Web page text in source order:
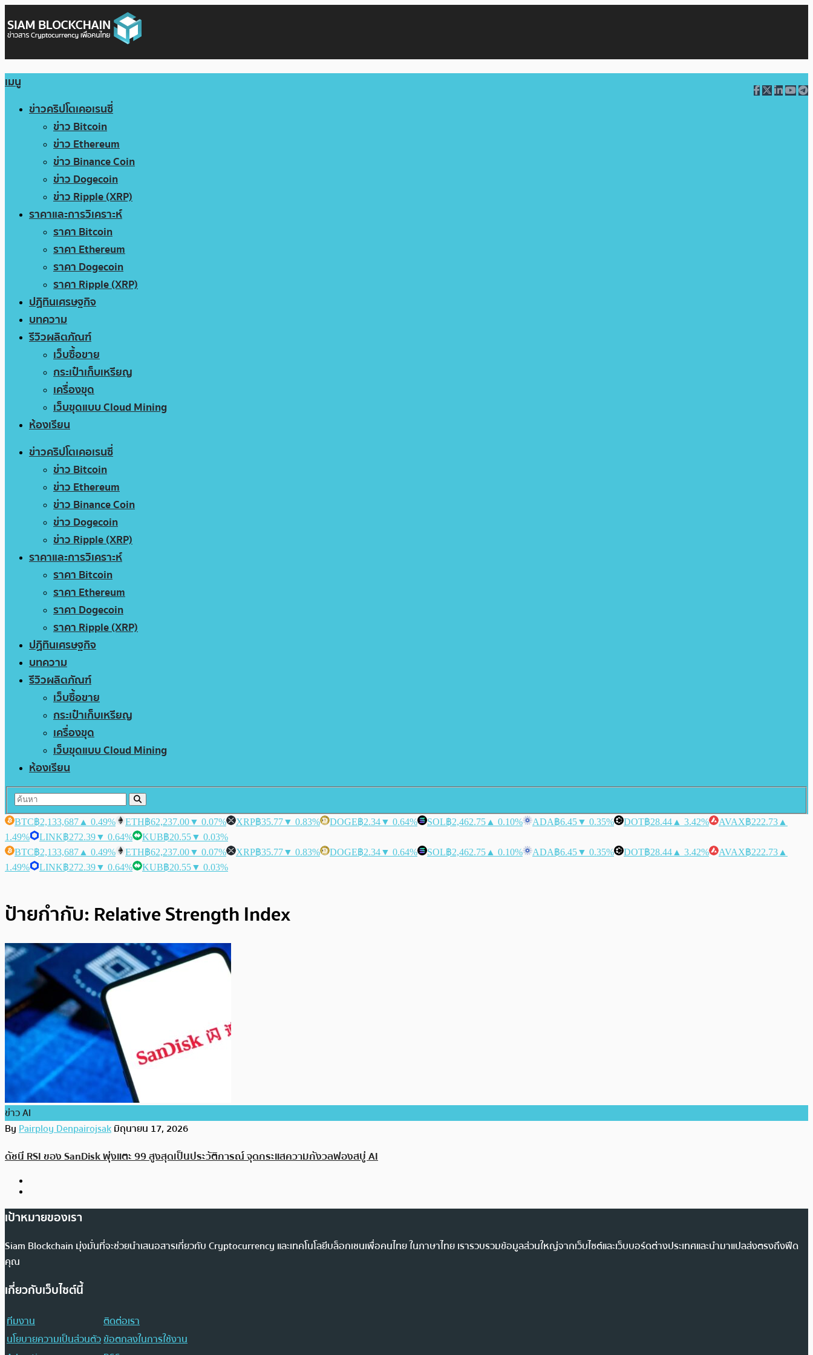
เมนู
ข่าวคริปโตเคอเรนซี่
ข่าว Bitcoin
ข่าว Ethereum
ข่าว Binance Coin
ข่าว Dogecoin
ข่าว Ripple (XRP)
ราคาและการวิเคราะห์
ราคา Bitcoin
ราคา Ethereum
ราคา Dogecoin
ราคา Ripple (XRP)
ปฏิทินเศรษฐกิจ
บทความ
รีวิวผลิตภัณฑ์
เว็บซื้อขาย
กระเป๋าเก็บเหรียญ
เครื่องขุด
เว็บขุดแบบ Cloud Mining
ห้องเรียน
ข่าวคริปโตเคอเรนซี่
ข่าว Bitcoin
ข่าว Ethereum
ข่าว Binance Coin
ข่าว Dogecoin
ข่าว Ripple (XRP)
ราคาและการวิเคราะห์
ราคา Bitcoin
ราคา Ethereum
ราคา Dogecoin
ราคา Ripple (XRP)
ปฏิทินเศรษฐกิจ
บทความ
รีวิวผลิตภัณฑ์
เว็บซื้อขาย
กระเป๋าเก็บเหรียญ
เครื่องขุด
เว็บขุดแบบ Cloud Mining
ห้องเรียน
BTC฿2,133,687 ▲ 0.49% ETH฿62,237.00▼ 0.07% XRP฿35.77▼ 0.83% DOGE฿2.34▼ 0.64% SOL฿2,462.75 ▲ 0.10% ADA฿6.45▼ 0.35% DOT฿28.44 ▲ 3.42% AVAX฿222.73 ▲
1.49%
LINK฿272.39▼ 0.64% KUB฿20.55▼ 0.03%
BTC฿2,133,687 ▲ 0.49% ETH฿62,237.00▼ 0.07% XRP฿35.77▼ 0.83% DOGE฿2.34▼ 0.64% SOL฿2,462.75 ▲ 0.10% ADA฿6.45▼ 0.35% DOT฿28.44 ▲ 3.42% AVAX฿222.73 ▲
1.49%
LINK฿272.39▼ 0.64% KUB฿20.55▼ 0.03%
ป้ายกำกับ: Relative Strength Index
ข่าว AI
ByPairploy Denpairojsakมิถุนายน 17, 2026
ดัชนี RSI ของ SanDisk พุ่งแตะ 99 สูงสุดเป็นประวัติการณ์ จุดกระแสความกังวลฟองสบู่ AI
เป้าหมายของเรา
Siam Blockchain มุ่งมั่นที่จะช่วยนำเสนอสารเกี่ยวกับ Cryptocurrency และเทคโนโลยีบล็อกเชนเพื่อคนไทย ในภาษาไทย เรารวบรวมข้อมูลส่วนใหญ่จากเว็บไซต์และเว็บบอร์ดต่างประเทศและนำมาแปลส่งตรงถึงฟีด
คุณ
เกี่ยวกับเว็บไซต์นี้
ทีมงาน
ติดต่อเรา
นโยบายความเป็นส่วนตัวข้อตกลงในการใช้งาน